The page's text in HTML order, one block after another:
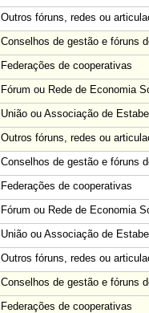
Outros fóruns, redes ou
Conselhos de gestão e fóruns
Federações de cooperativas
Fórum ou Rede de Economia
União ou Associação de
Outros fóruns, redes ou
Conselhos de gestão e fóruns
Federações de cooperativas
Fórum ou Rede de Economia
União ou Associação de
Outros fóruns, redes ou
Conselhos de gestão e fóruns
Federações de cooperativas